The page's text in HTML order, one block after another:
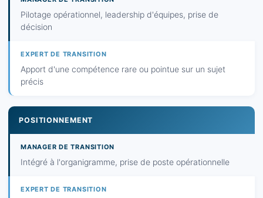
Pilotage opérationnel, leadership d'équipes, prise de
décision
Apport d'une compétence rare ou pointue sur un sujet
précis
POSITIONNEMENT
Intégré à l'organigramme, prise de poste opérationnelle